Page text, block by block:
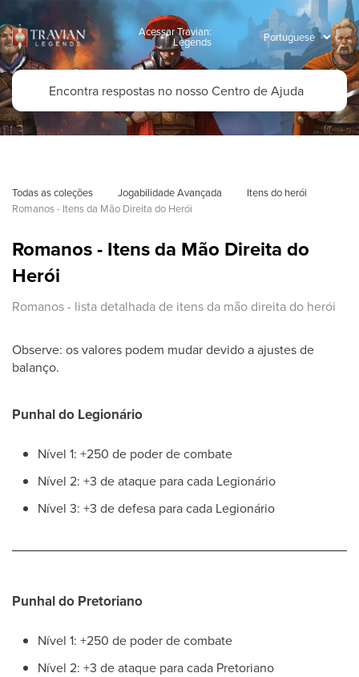
Acessar Travian:
Legends
Todas as coleções Jogabilidade Avançada
Itens do herói
Romanos - Itens da Mão Direita do Herói
Romanos - Itens da Mão Direita do
Herói
Romanos - lista detalhada de itens da mão direita do herói
Observe: os valores podem mudar devido a ajustes de
balanço.
Punhal do Legionário
Nível 1: +250 de poder de combate
Nível 2: +3 de ataque para cada Legionário
Nível 3: +3 de defesa para cada Legionário
Punhal do Pretoriano
Nível 1: +250 de poder de combate
Nível 2: +3 de ataque para cada Pretoriano